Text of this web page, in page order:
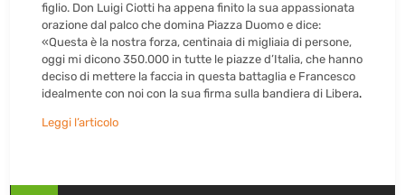
figlio. Don Luigi Ciotti ha appena finito la sua appassionata
orazione dal palco che domina Piazza Duomo e dice:
«Questa è la nostra forza, centinaia di migliaia di persone,
oggi mi dicono 350.000 in tutte le piazze d’Italia, che hanno
deciso di mettere la faccia in questa battaglia e Francesco
idealmente con noi con la sua firma sulla bandiera di Libera.
Leggi l’articolo